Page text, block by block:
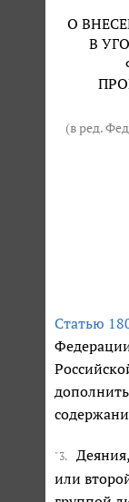
О
В
(в ред.
Статью
"3.
или